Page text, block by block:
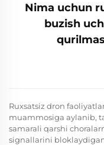
Nima uchun
buzish
Ruxsatsiz dron
muammosiga aylanib,
samarali qarshi
signallarini